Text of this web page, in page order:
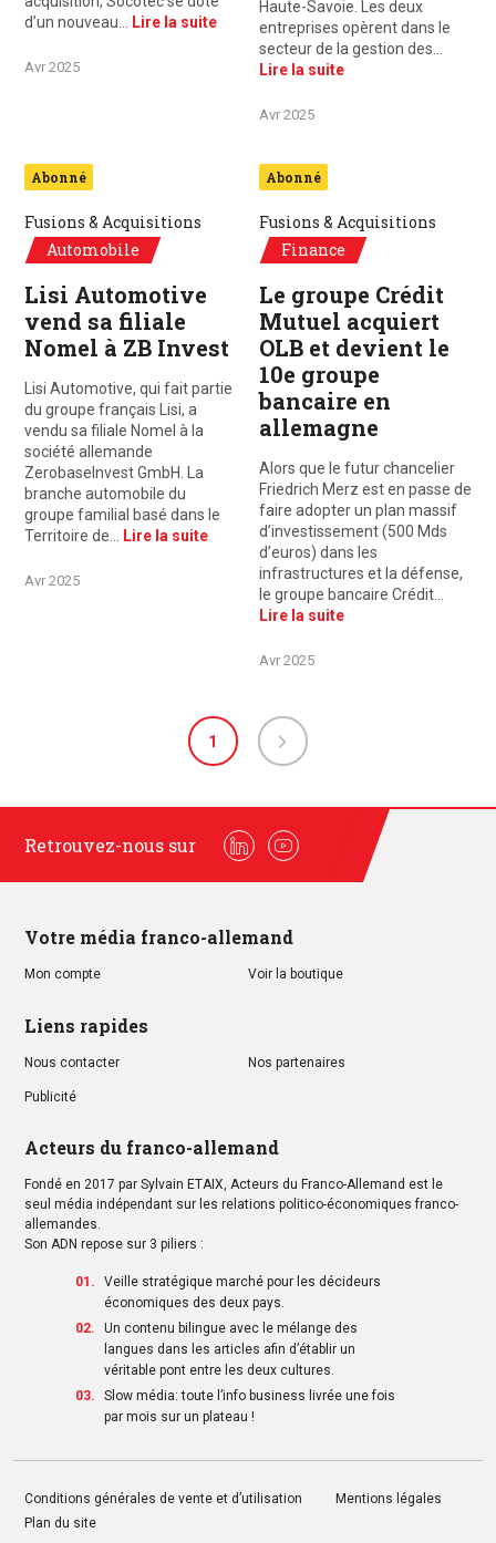
d’un nouveau…
Lire la suite
Avr 2025
Haute-Savoie. Les deux
entreprises opèrent dans le
secteur de la gestion des…
Lire la suite
Avr 2025
Abonné
Fusions & Acquisitions
Automobile
Lisi Automotive
vend sa filiale
Nomel à ZB Invest
Lisi Automotive, qui fait partie
du groupe français Lisi, a
vendu sa filiale Nomel à la
société allemande
ZerobaseInvest GmbH. La
branche automobile du
groupe familial basé dans le
Territoire de…
Lire la suite
Avr 2025
Abonné
Fusions & Acquisitions
Finance
Le groupe Crédit
Mutuel acquiert
OLB et devient le
10e groupe
bancaire en
allemagne
Alors que le futur chancelier
Friedrich Merz est en passe de
faire adopter un plan massif
d’investissement (500 Mds
d’euros) dans les
infrastructures et la défense,
le groupe bancaire Crédit…
Lire la suite
Avr 2025
1
Retrouvez-nous sur
LinkedinYoutube
Votre média franco-allemand
Mon compte Voir la boutique
Liens rapides
Nous contacter Nos partenaires
Publicité
Acteurs du franco-allemand
Fondé en 2017 par Sylvain ETAIX, Acteurs du Franco-Allemand est le
seul média indépendant sur les relations politico-économiques franco-
allemandes.
Son ADN repose sur 3 piliers :
Veille stratégique marché pour les décideurs
économiques des deux pays.
Un contenu bilingue avec le mélange des
langues dans les articles afin d’établir un
véritable pont entre les deux cultures.
Slow média: toute l’info business livrée une fois
par mois sur un plateau !
Conditions générales de vente et d’utilisation
Mentions légales
Plan du site